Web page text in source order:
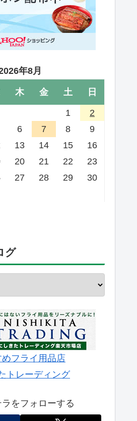
年8月
木 金 土 日
1
2
6 7 8
9
13 14 15
16
20 21 22
23
27 28 29
30
グ
めフライ用品店
トレーディング
ラをフォローする